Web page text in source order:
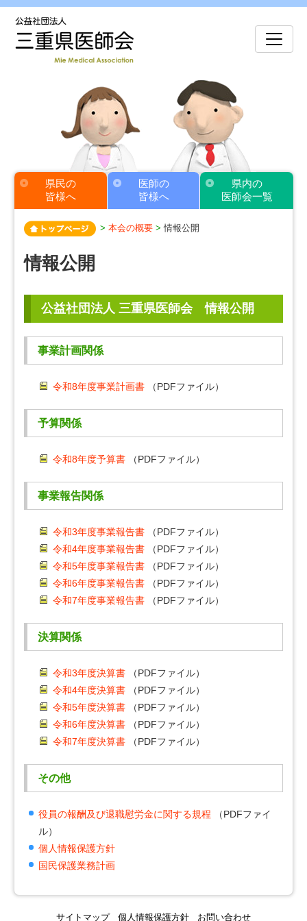
県民の
皆様へ
医師の
皆様へ
県内の
医師会一覧
> 本会の概要 > 情報公開
情報公開
公益社団法人 三重県医師会 情報公開
事業計画関係
令和8年度事業計画書 （PDFファイル）
予算関係
令和8年度予算書 （PDFファイル）
事業報告関係
令和3年度事業報告書 （PDFファイル）
令和4年度事業報告書 （PDFファイル）
令和5年度事業報告書 （PDFファイル）
令和6年度事業報告書 （PDFファイル）
令和7年度事業報告書 （PDFファイル）
決算関係
令和3年度決算書 （PDFファイル）
令和4年度決算書 （PDFファイル）
令和5年度決算書 （PDFファイル）
令和6年度決算書 （PDFファイル）
令和7年度決算書 （PDFファイル）
その他
役員の報酬及び退職慰労金に関する規程 （PDFファイ
ル）
個人情報保護方針
国民保護業務計画
サイトマップ 個人情報保護方針 お問い合わせ